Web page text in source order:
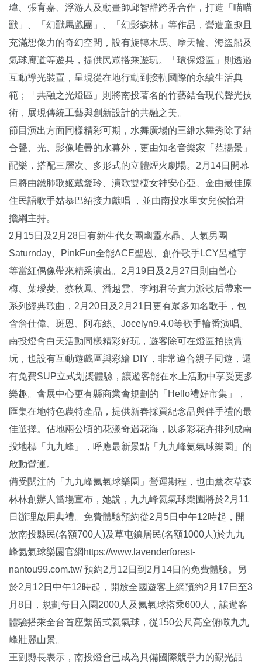
瑋、張育嘉、浮游人及動畫師邱智群跨界合作，打造「喵喵
獸」、「幻獸馬戲團」、「幻影森林」等作品，營造童趣且
充滿想像力的奇幻空間，設有旋轉木馬、摩天輪、海盜船及
氣球廊道等遊具，提供民眾搭乘遊玩。「環保燈區」則透過
互動導光裝置，呈現從在地行動到接軌國際的永續生活典
範；「共融之光燈區」則將南投著名的竹藝結合現代聲光技
術，展現傳統工藝與創新設計的共融之美。
節目演出方面同樣精彩可期，水舞廣場的三維水舞秀除了結
合聲、光、影像堆疊的水幕外，更由知名音樂家「范揚景」
配樂，搭配三層次、多形式的立體煙火劇場。2月14日開幕
日將由鐵肺歌姬戴愛玲、演歌雙棲女神安心亞、金曲最佳原
住民語歌手姑慕巴紹接力獻唱 ，並由南投水里女兒侯怡君
擔綱主持。
2月15日及2月28日有新生代女團幽靈水晶、人氣男團
Saturnday、PinkFun全能ACE聖恩、創作歌手LCY呂植宇
等當紅偶像帶來精采演出。2月19日及2月27日則由曾心
梅、葉璦菱、蔡秋鳳、潘越雲、李翊君等實力派歌后帶來一
系列經典歌曲，2月20日及2月21日更有眾多知名歌手，包
含詹仕偉、斑恩、阿布絲、Jocelyn9.4.0等歌手輪番演唱。
南投燈會白天活動同樣精彩好玩，遊客除可在燈區拍照賞
玩，也設有互動遊戲區與彩繪 DIY，非常適合親子同遊，還
有免費SUP立式划槳體驗，讓遊客能在水上活動中享受更多
樂趣。會展中心更有縣商業會規劃的「Hello禮好市集」，
匯集在地特色農特產品，提供新春採買紀念品與伴手禮的最
佳選擇。佔地兩公頃的花漾奇遇花海，以多彩花卉排列成南
投地標「九九峰」，呼應最新景點「九九峰氦氣球樂園」的
啟動營運。
備受關注的「九九峰氦氣球樂園」營運期程，也由薰衣草森
林林創辦人當場宣布，她說，九九峰氦氣球樂園將於2月11
日辦理啟用典禮。免費體驗預約從2月5日中午12時起，開
放南投縣民(名額700人)及草屯鎮居民(名額1000人)於九九
峰氦氣球樂園官網 https://www.lavenderforest-
nantou99.com.tw/預約2月12日到2月14日的免費體驗。另
於2月12日中午12時起，開放全國遊客上網預約2月17日至3
月8日，規劃每日入園2000人及氦氣球搭乘600人，讓遊客
體驗搭乘全台首座繫留式氦氣球，從150公尺高空俯瞰九九
峰壯麗山景。
王副縣長表示，南投燈會已成為具備國際競爭力的觀光品